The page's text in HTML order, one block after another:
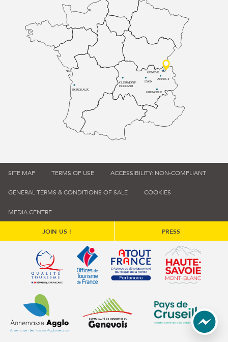
BORDEAUX
CLERMONT-
FERRAND
LYON
ANNECY
GRENOBLE
GENÈVE
SITE MAP TERMS OF USE ACCESSIBILITY: NON-COMPLIANT
GENERAL TERMS & CONDITIONS OF SALE COOKIES
MEDIA CENTRE
JOIN US ! PRESS
Qualité tourisme (s'ouvre dans une nouvelle fenêtre)
Office de tourisme de France (s'ouvre
Atout France (s'ouvre dans
Annemasse Agglo (s'ouvre dans une nouvelle fenêtre)
Communauté de communes du
Communauté de